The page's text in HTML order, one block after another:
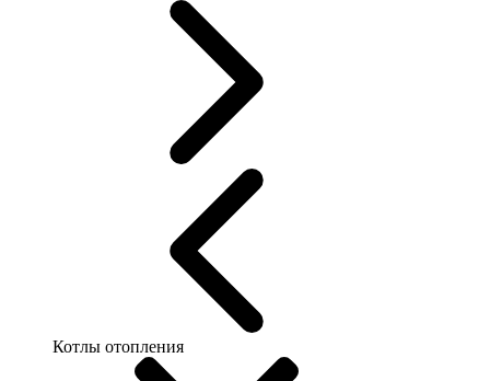
Котлы отопления